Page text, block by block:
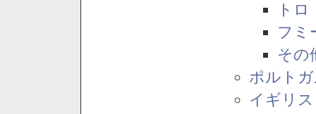
トロ
フミ
その
ポルト
イギリス